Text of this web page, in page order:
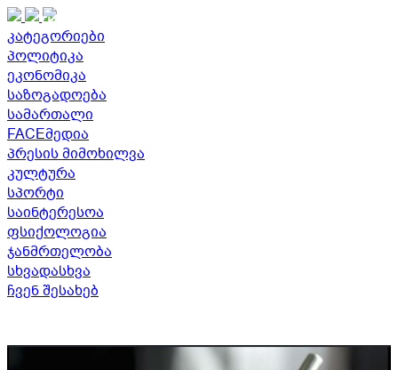
THE GEORGIAN TIMES
კატეგორიები
პოლიტიკა
ეკონომიკა
საზოგადოება
სამართალი
FACEმედია
პრესის მიმოხილვა
კულტურა
სპორტი
საინტერესოა
ფსიქოლოგია
ჯანმრთელობა
სხვადასხვა
ჩვენ შესახებ